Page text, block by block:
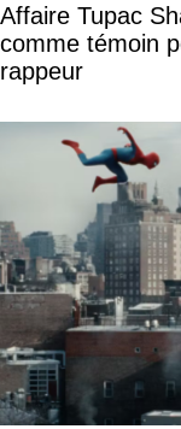
Affaire Tupac
comme témoin
rappeur